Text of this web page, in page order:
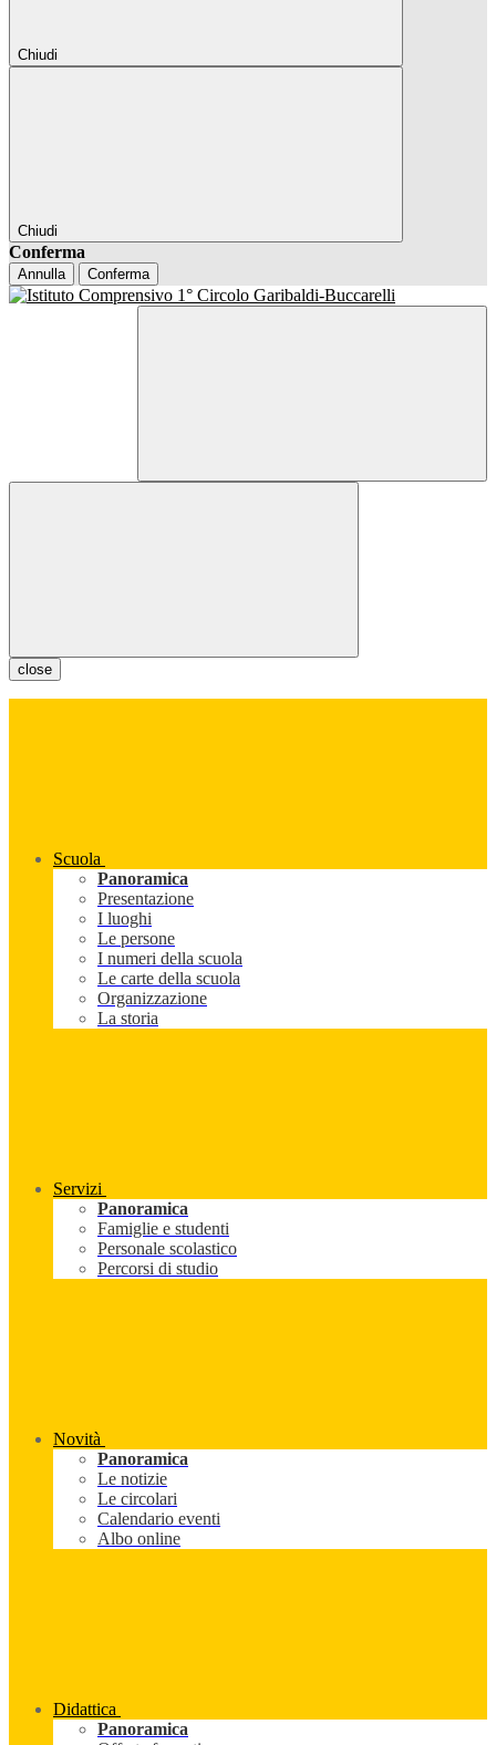
Chiudi
Chiudi
Conferma
Annulla Conferma
close
Scuola
Panoramica
Presentazione
I luoghi
Le persone
I numeri della scuola
Le carte della scuola
Organizzazione
La storia
Servizi
Panoramica
Famiglie e studenti
Personale scolastico
Percorsi di studio
Novità
Panoramica
Le notizie
Le circolari
Calendario eventi
Albo online
Didattica
Panoramica